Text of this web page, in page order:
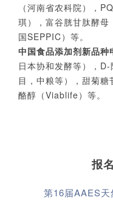
（河南省农科院），
琪），富谷胱甘肽酵母
国SEPPIC）等。
中国食品添加剂新品种
日本协和发酵等），
目，中粮等），甜菊
酪醇（Viablife）等。
报
第16届AAES